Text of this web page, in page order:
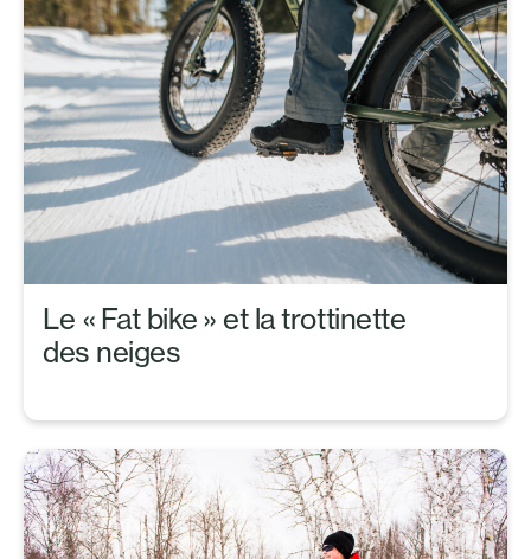
Le « Fat bike » et la trottinette
des neiges